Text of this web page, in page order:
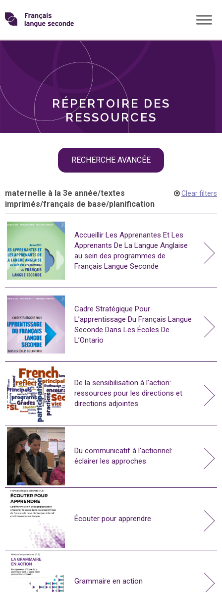
Skip
toTransformons
langue
RÉPERTOIRE DES
RESSOURCES
RECHERCHE AVANCÉE
THÈMES
maternelle à la 3e année/textes
imprimés/français de base/planification
Clear filters
Accueillir Les Apprenantes Et Les
Apprenants De La Langue Anglaise
au sein des programmes de
Français Langue Seconde
Cadre Stratégique Pour
L’apprentissage Du Français Langue
Seconde Dans Les Écoles De
L’Ontario
De la sensibilisation à l'action:
ressources pour les directions et
directions adjointes
Du communicatif à l'actionnel:
éclairer les approches
Écouter pour apprendre
Grammaire en action